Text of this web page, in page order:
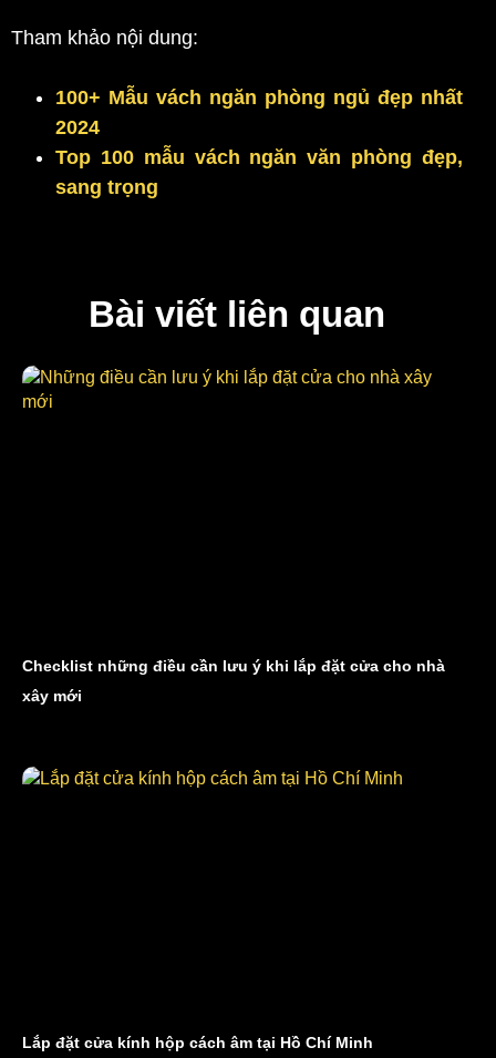
Tham khảo nội dung:
100+ Mẫu vách ngăn phòng ngủ đẹp nhất
2024
Top 100 mẫu vách ngăn văn phòng đẹp,
sang trọng
Bài viết liên quan
Checklist những điều cần lưu ý khi lắp đặt cửa cho nhà
xây mới
Lắp đặt cửa kính hộp cách âm tại Hồ Chí Minh